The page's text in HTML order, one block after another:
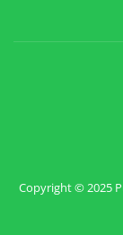
Copyright © 2025